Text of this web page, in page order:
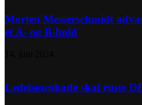
Morten Messerschmidt
et A- og B-hold
Ledelsesrokade skal ruste